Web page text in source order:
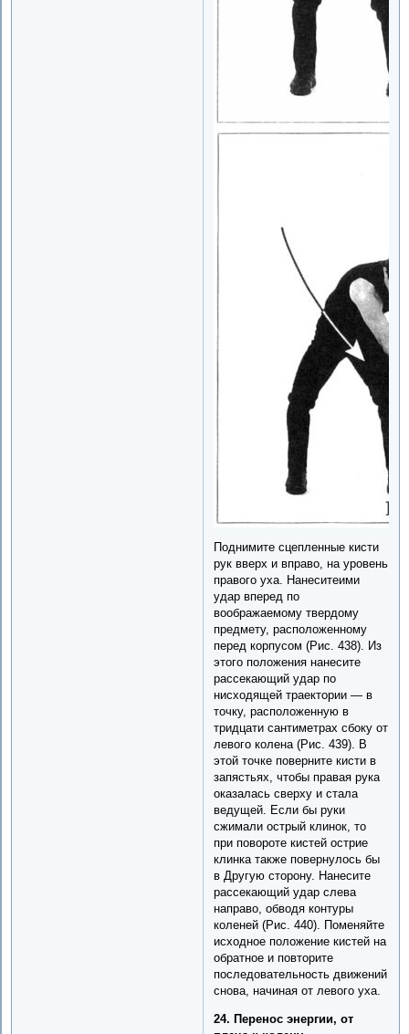
Поднимите сцепленные кисти
рук вверх и вправо, на уровень
правого уха. Нанеситеими
удар вперед по
воображаемому твердому
предмету, расположенному
перед корпусом (Рис. 438). Из
этого положения нанесите
рассекающий удар по
нисходящей траектории — в
точку, расположенную в
тридцати сантиметрах сбоку от
левого колена (Рис. 439). В
этой точке поверните кисти в
запястьях, чтобы правая рука
оказалась сверху и стала
ведущей. Если бы руки
сжимали острый клинок, то
при повороте кистей острие
клинка также повернулось бы
в Другую сторону. Нанесите
рассекающий удар слева
направо, обводя контуры
коленей (Рис. 440). Поменяйте
исходное положение кистей на
обратное и повторите
последовательность движений
снова, начиная от левого уха.
24. Перенос энергии, от